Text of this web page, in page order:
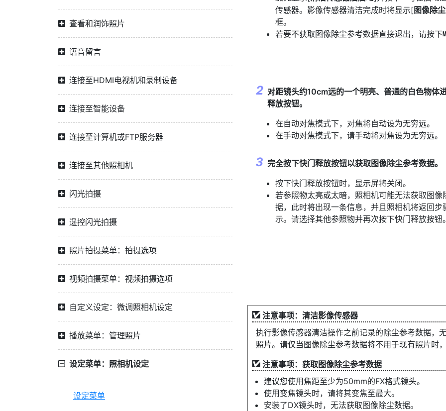
查看和润饰照片
语音留言
连接至HDMI电视机和录制设备
连接至智能设备
连接至计算机或FTP服务器
连接至其他照相机
闪光拍摄
遥控闪光拍摄
照片拍摄菜单：拍摄选项
视频拍摄菜单：视频拍摄选项
自定义设定：微调照相机设定
播放菜单：管理照片
设定菜单：照相机设定
设定菜单
传感器。影像传感器清洁完成时将显示[图像除
框。
若要不获取图像除尘参考数据直接退出，请按下
对距镜头约10cm远的一个明亮、普通的白色物体
释放按钮。
在自动对焦模式下，对焦将自动设为无穷远。
在手动对焦模式下，请手动将对焦设为无穷远。
完全按下快门释放按钮以获取图像除尘参考数据。
按下快门释放按钮时，显示屏将关闭。
若参照物太亮或太暗，照相机可能无法获取图像
据，此时将出现一条信息，并且照相机将返回步
示。请选择其他参照物并再次按下快门释放按钮
注意事项：清洁影像传感器
执行影像传感器清洁操作之前记录的除尘参考数据，
照片。请仅当图像除尘参考数据将不用于现有照片时
注意事项：获取图像除尘参考数据
建议您使用焦距至少为50mm的FX格式镜头。
使用变焦镜头时，请将其变焦至最大。
安装了DX镜头时，无法获取图像除尘数据。